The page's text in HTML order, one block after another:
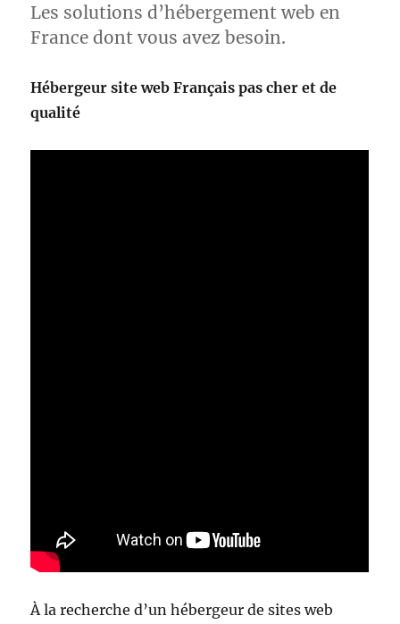
Les solutions d’hébergement web en
France dont vous avez besoin.
Hébergeur site web Français pas cher et de
qualité
À la recherche d’un hébergeur de sites web